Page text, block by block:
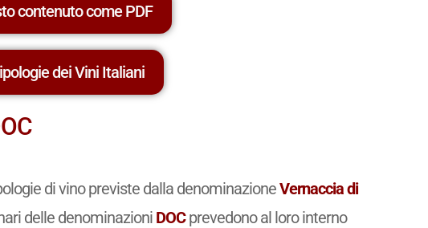
contenuto come PDF
dei Vini Italiani
di vino previste dalla denominazioneVernaccia di
delle denominazioni DOCprevedono al loro interno